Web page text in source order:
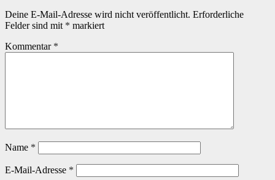
Deine E-Mail-Adresse wird nicht veröffentlicht. Erforderliche
Felder sind mit * markiert
Kommentar *
Name *
E-Mail-Adresse *